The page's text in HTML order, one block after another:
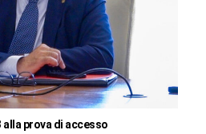
prova di accesso